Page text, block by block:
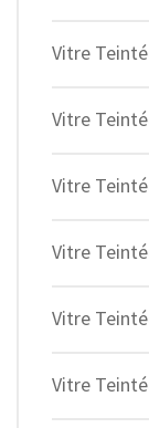
Vitre
Vitre
Vitre
Vitre
Vitre
Vitre